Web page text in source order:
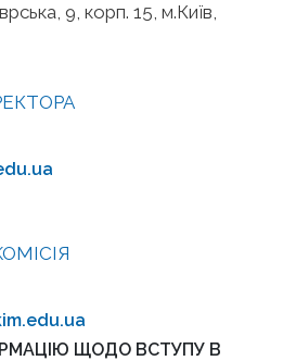
9, корп. 15, м.Київ,
ЩОДО ВСТУПУ В